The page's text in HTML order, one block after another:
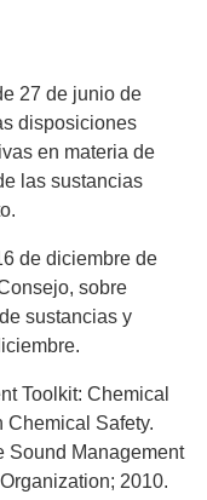
27 de junio de
disposiciones
en materia de
las sustancias
de diciembre de
sobre
sustancias y
Toolkit: Chemical
Chemical Safety.
Sound Management
2010.